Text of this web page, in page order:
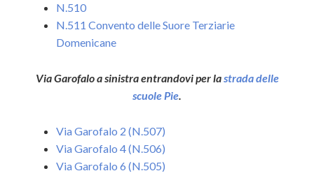
N.510
N.511 Convento delle Suore Terziarie
Domenicane
Via Garofalo a sinistra entrandovi per lastrada delle
scuole Pie.
Via Garofalo 2 (N.507)
Via Garofalo 4 (N.506)
Via Garofalo 6 (N.505)